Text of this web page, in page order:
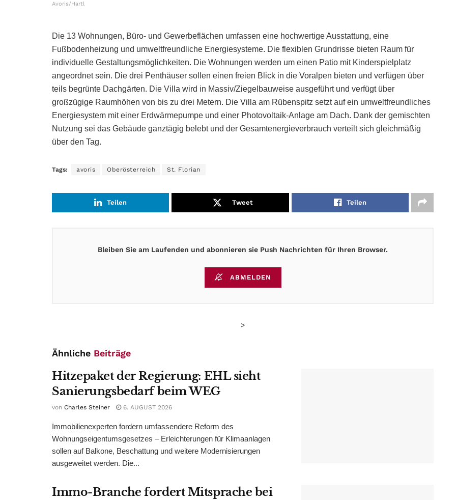
Avoris/Hartl
Die 13 Wohnungen, Büro- und Gewerbeflächen umfassen eine hochwertige Ausstattung, eine
Fußbodenheizung und umweltfreundliche Energiesysteme. Die flexiblen Grundrisse bieten Raum für
individuelle Gestaltungsmöglichkeiten. Die Wohnungen werden um einen Patio mit Kinderspielplatz
angeordnet sein. Die drei Penthäuser sollen einen freien Blick in die Voralpen bieten und verfügen über
teils begrünte Dachgärten. Die Villa wird in Massiv/Ziegelbauweise ausgeführt und verfügt über
großzügige Raumhöhen von bis zu drei Metern. Die Villa am Rübenspitz setzt auf ein umweltfreundliches
Energiesystem mit einer Erdwärmepumpe und einer Photovoltaik-Anlage am Dach. Dank der gemischten
Nutzung sei das Gebäude ganztägig belebt und der Gesamtenergieverbrauch verteilt sich gleichmäßig
über den Tag.
Tags: avoris Oberösterreich St. Florian
Teilen Tweet Teilen
Bleiben Sie am Laufenden und abonnieren sie Push Nachrichten für Ihren Browser.
ABMELDEN
>
Ähnliche Beiträge
Hitzepaket der Regierung: EHL sieht
Sanierungsbedarf beim WEG
von Charles Steiner 6. AUGUST 2026
Immobilienexperten fordern umfassendere Reform des
Wohnungseigentumsgesetzes – Erleichterungen für Klimaanlagen
sollen auf Balkone, Beschattung und weitere Modernisierungen
ausgeweitet werden. Die...
Immo-Branche fordert Mitsprache bei